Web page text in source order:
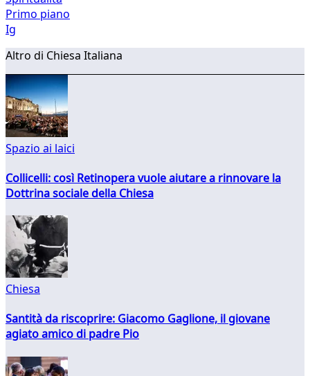
Primo piano
Ig
Altro di Chiesa Italiana
Spazio ai laici
Collicelli: così Retinopera vuole aiutare a rinnovare la
Dottrina sociale della Chiesa
Chiesa
Santità da riscoprire: Giacomo Gaglione, il giovane
agiato amico di padre Pio